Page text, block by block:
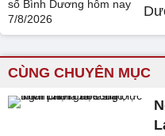
CÙNG CHUYÊN MỤC